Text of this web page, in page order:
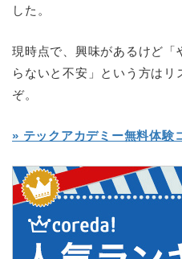
した。
現時点で、興味があるけど
らないと不安」という方はリ
ぞ。
» テックアカデミー無料体験